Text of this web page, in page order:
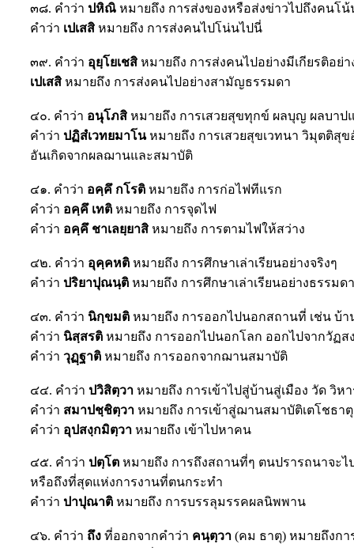
๓๘. คำว่า ปหิณิ หมายถึง การส่งของหรือส่งข่าวไปถึงคนโ
คำว่า เปเสสิ หมายถึง การส่งคนไปโน่นไปนี่
๓๙. คำว่า อุยฺโยเชสิ หมายถึง การส่งคนไปอย่างมีเกียรติอย่
เปเสสิ หมายถึง การส่งคนไปอย่างสามัญธรรมดา
๔๐. คำว่า อนุโภสิ หมายถึง การเสวยสุขทุกข์ ผลบุญ ผลบาป
คำว่า ปฏิสํเวทยมาโนหมายถึง การเสวยสุขเวทนา วิมุตติสุ
อันเกิดจากผลฌานและสมาบัติ
๔๑. คำว่า อคฺคึ กโรติ หมายถึง การก่อไฟทีแรก
คำว่า อคฺคึ เทติ หมายถึง การจุดไฟ
คำว่า อคฺคึ ชาเลยฺยาสิ หมายถึง การตามไฟให้สว่าง
๔๒. คำว่า อุคฺคหติ หมายถึง การศึกษาเล่าเรียนอย่างจริงๆ
คำว่า ปริยาปุณนฺติ หมายถึง การศึกษาเล่าเรียนอย่างธรรม
๔๓. คำว่า นิกฺขมติ หมายถึง การออกไปนอกสถานที่ เช่น บ้า
คำว่า นิสฺสรติ หมายถึง การออกไปนอกโลก ออกไปจากวัฏส
คำว่า วุฏฺฐาติ หมายถึง การออกจากฌานสมาบัติ
๔๔. คำว่า ปวิสิตฺวา หมายถึง การเข้าไปสู่บ้านสู่เมือง วัด วิห
คำว่า สมาปชฺชิตฺวา หมายถึง การเข้าสู่ฌานสมาบัติเตโชธาตุ
คำว่า อุปสงฺกมิตฺวา หมายถึง เข้าไปหาคน
๔๕. คำว่า ปตฺโต หมายถึง การถึงสถานที่ๆ ตนปรารถนาจะไ
หรือถึงที่สุดแห่งการงานที่ตนกระทำ
คำว่า ปาปุณาติ หมายถึง การบรรลุมรรคผลนิพพาน
๔๖. คำว่า ถึง ที่ออกจากคำว่า คนฺตฺวา (คม ธาตุ) หมายถึงกา